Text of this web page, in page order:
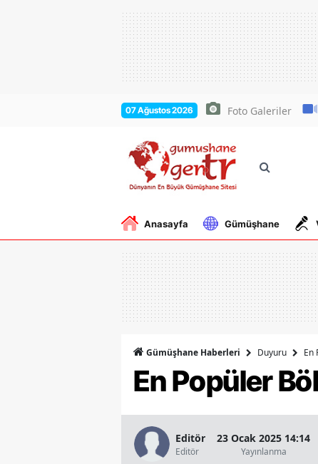
07 Ağustos 2026 Foto Galeriler
Anasayfa Gümüşhane
Gümüşhane Haberleri Duyuru En
En Popüler
Editör
Editör
23 Ocak 2025 14:14
Yayınlanma